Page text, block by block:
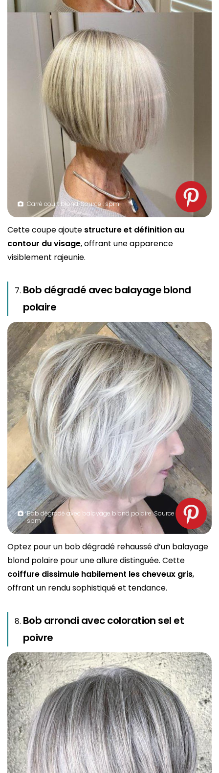
Carré court blond. Source : spm
Cette coupe ajoute structure et définition au
contour du visage, offrant une apparence
visiblement rajeunie.
Bob dégradé avec balayage blond
polaire
Bob dégradé avec balayage blond polaire. Source :
spm
Optez pour un bob dégradé rehaussé d’un balayage
blond polaire pour une allure distinguée. Cette
coiffure dissimule habilement les cheveux gris,
offrant un rendu sophistiqué et tendance.
Bob arrondi avec coloration sel et
poivre